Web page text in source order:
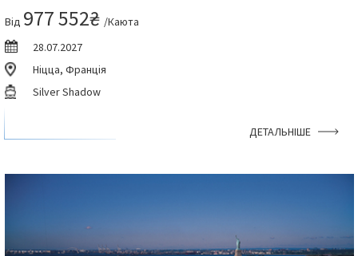
Від 977 552₴ /Каюта
28.07.2027
Ніцца, Франція
Silver Shadow
ДЕТАЛЬНІШЕ